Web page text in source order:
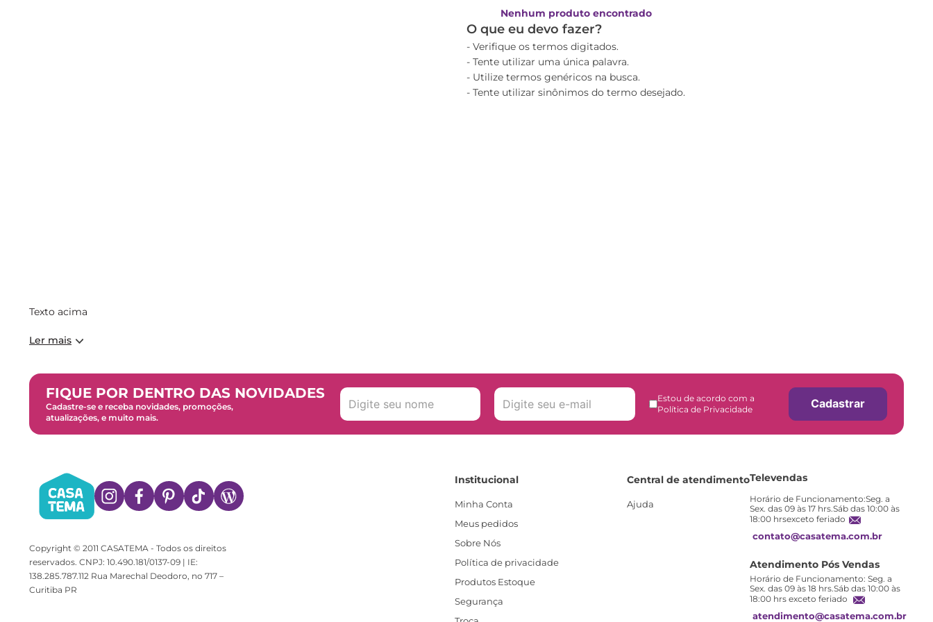
Nenhum produto encontrado
O que eu devo fazer?
Verifique os termos digitados.
Tente utilizar uma única palavra.
Utilize termos genéricos na busca.
Tente utilizar sinônimos do termo desejado.
Texto acima
Ler mais
FIQUE POR DENTRO DAS NOVIDADES
Cadastre-se e receba novidades, promoções,
atualizações, e muito mais.
Estou de acordo com a
Política de Privacidade
Cadastrar
Copyright © 2011 CASATEMA - Todos os direitos
reservados. CNPJ: 10.490.181/0137-09 | IE:
138.285.787.112 Rua Marechal Deodoro, no 717 –
Curitiba PR
Institucional
Minha Conta
Meus pedidos
Sobre Nós
Política de privacidade
Produtos Estoque
Segurança
Central de atendimento
Ajuda
Televendas
Horário de Funcionamento:Seg. a
Sex. das 09 às 17 hrs.Sáb das 10:00 às
18:00 hrsexceto feriado
contato@casatema.com.br
Atendimento Pós Vendas
Horário de Funcionamento: Seg. a
Sex. das 09 às 18 hrs.Sáb das 10:00 às
18:00 hrs exceto feriado
atendimento@casatema.com.br